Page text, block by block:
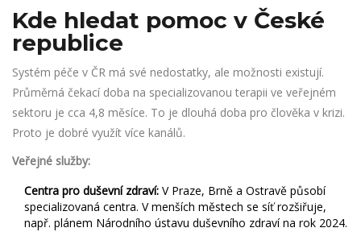
Kde hledat pomoc v České
republice
Systém péče v ČR má své nedostatky, ale možnosti existují.
Průměrná čekací doba na specializovanou terapii ve veřejném
sektoru je cca 4,8 měsíce. To je dlouhá doba pro člověka v krizi.
Proto je dobré využít více kanálů.
Veřejné služby:
Centra pro duševní zdraví: V Praze, Brně a Ostravě působí
specializovaná centra. V menších městech se síť rozšiřuje,
např. plánem Národního ústavu duševního zdraví na rok 2024.